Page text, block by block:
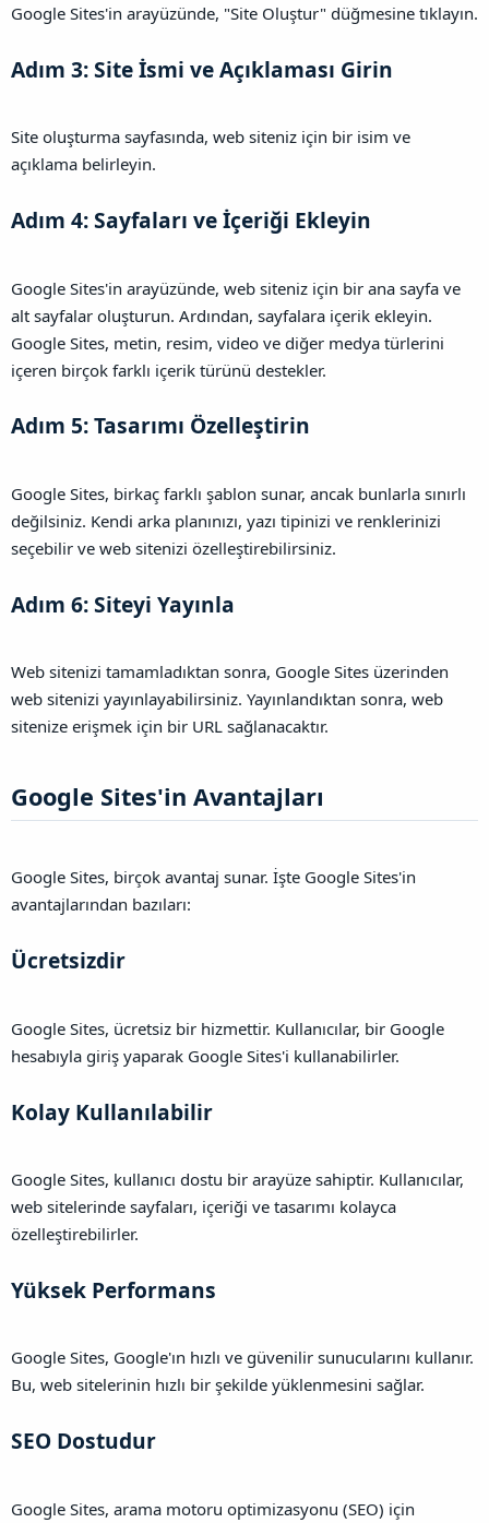
Google Sites'in arayüzünde, "Site Oluştur" düğmesine tıklayın.
Adım 3: Site İsmi ve Açıklaması Girin​
Site oluşturma sayfasında, web siteniz için bir isim ve
açıklama belirleyin.
Adım 4: Sayfaları ve İçeriği Ekleyin​
Google Sites'in arayüzünde, web siteniz için bir ana sayfa ve
alt sayfalar oluşturun. Ardından, sayfalara içerik ekleyin.
Google Sites, metin, resim, video ve diğer medya türlerini
içeren birçok farklı içerik türünü destekler.
Adım 5: Tasarımı Özelleştirin​
Google Sites, birkaç farklı şablon sunar, ancak bunlarla sınırlı
değilsiniz. Kendi arka planınızı, yazı tipinizi ve renklerinizi
seçebilir ve web sitenizi özelleştirebilirsiniz.
Adım 6: Siteyi Yayınla​
Web sitenizi tamamladıktan sonra, Google Sites üzerinden
web sitenizi yayınlayabilirsiniz. Yayınlandıktan sonra, web
sitenize erişmek için bir URL sağlanacaktır.
Google Sites'in Avantajları​
Google Sites, birçok avantaj sunar. İşte Google Sites'in
avantajlarından bazıları:
Ücretsizdir​
Google Sites, ücretsiz bir hizmettir. Kullanıcılar, bir Google
hesabıyla giriş yaparak Google Sites'i kullanabilirler.
Kolay Kullanılabilir​
Google Sites, kullanıcı dostu bir arayüze sahiptir. Kullanıcılar,
web sitelerinde sayfaları, içeriği ve tasarımı kolayca
özelleştirebilirler.
Yüksek Performans​
Google Sites, Google'ın hızlı ve güvenilir sunucularını kullanır.
Bu, web sitelerinin hızlı bir şekilde yüklenmesini sağlar.
SEO Dostudur​
Google Sites, arama motoru optimizasyonu (SEO) için